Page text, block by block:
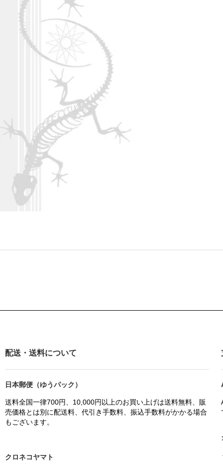
配送・送料について
日本郵便（ゆうパック）
送料全国一律700円、10,000円以上のお買い上げは送料無料、販
売価格とは別に配送料、代引き手数料、振込手数料がかかる場合
もございます。
クロネコヤマト